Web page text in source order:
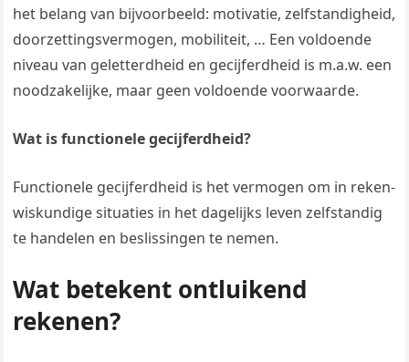
het belang van bijvoorbeeld: motivatie, zelfstandigheid,
doorzettingsvermogen, mobiliteit, … Een voldoende
niveau van geletterdheid en gecijferdheid is m.a.w. een
noodzakelijke, maar geen voldoende voorwaarde.
Wat is functionele gecijferdheid?
Functionele gecijferdheid is het vermogen om in reken-
wiskundige situaties in het dagelijks leven zelfstandig
te handelen en beslissingen te nemen.
Wat betekent ontluikend
rekenen?